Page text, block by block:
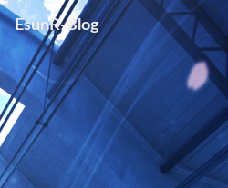
EsunR-Blog